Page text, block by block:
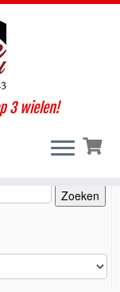
3 wielen!
Ape 50 (2018-
Zoeken